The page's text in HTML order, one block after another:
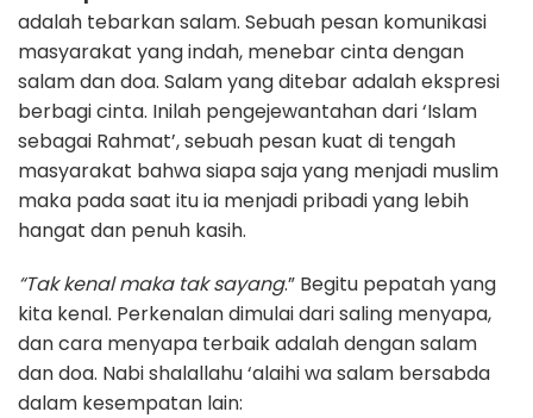
adalah tebarkan salam. Sebuah pesan komunikasi
masyarakat yang indah, menebar cinta dengan
salam dan doa. Salam yang ditebar adalah ekspresi
berbagi cinta. Inilah pengejewantahan dari ‘Islam
sebagai Rahmat’, sebuah pesan kuat di tengah
masyarakat bahwa siapa saja yang menjadi muslim
maka pada saat itu ia menjadi pribadi yang lebih
hangat dan penuh kasih.
“Tak kenal maka tak sayang.” Begitu pepatah yang
kita kenal. Perkenalan dimulai dari saling menyapa,
dan cara menyapa terbaik adalah dengan salam
dan doa. Nabi shalallahu ‘alaihi wa salam bersabda
dalam kesempatan lain: